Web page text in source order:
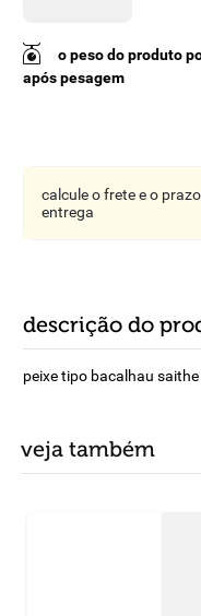
o peso do produto
após pesagem
calcule o frete e o
entrega
descrição do
peixe tipo bacalhau
veja também
º macarrão